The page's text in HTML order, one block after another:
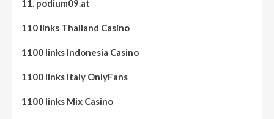
11. podium09.at
110 links Thailand Casino
1100 links Indonesia Casino
1100 links Italy OnlyFans
1100 links Mix Casino